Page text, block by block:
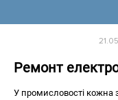
Ремонт
У промисловості кожна